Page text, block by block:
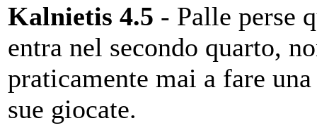
Kalnietis 4.5 - Palle perse
entra nel secondo quarto,
praticamente mai a fare
sue giocate.